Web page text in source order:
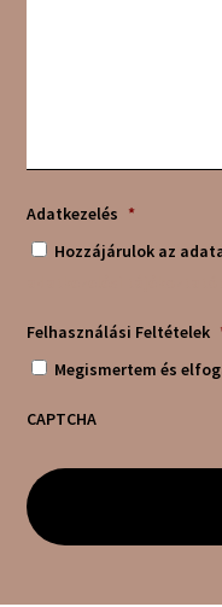
Adatkezelés *
Hozzájárulok az
Felhasználási Feltételek
Megismertem és
CAPTCHA